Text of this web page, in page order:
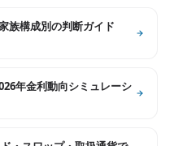
族構成別の判断ガイド
年金利動向シミュレーシ